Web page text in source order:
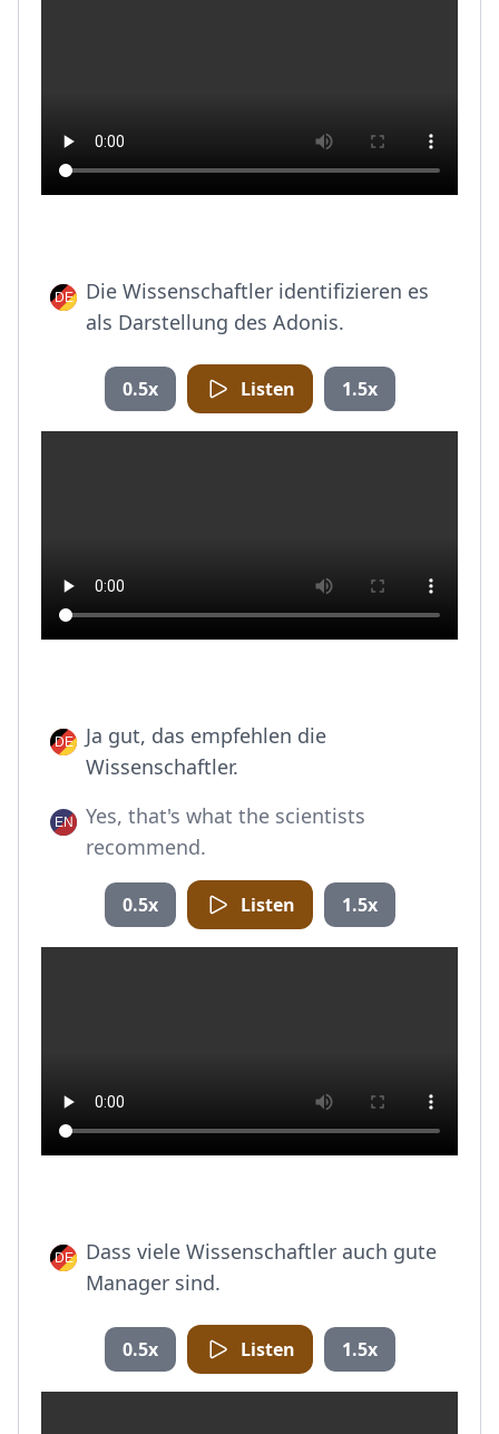
Die Wissenschaftler identifizieren es
als Darstellung des Adonis.
0.5x Listen 1.5x
Ja gut, das empfehlen die
Wissenschaftler.
Yes, that's what the scientists
recommend.
0.5x Listen 1.5x
Dass viele Wissenschaftler auch gute
Manager sind.
0.5x Listen 1.5x